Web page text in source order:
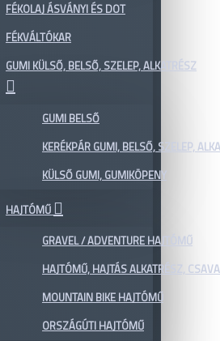
FÉKOLAJ ÁSVÁNYI ÉS DOT
FÉKVÁLTÓKAR
GUMI KÜLSŐ, BELSŐ, SZELEP, ALKATRÉSZ
GUMI BELSŐ
KERÉKPÁR GUMI, BELSŐ, SZELEP,
KÜLSŐ GUMI, GUMIKÖPENY
HAJTÓMŰ
GRAVEL / ADVENTURE HAJTÓMŰ
HAJTÓMŰ, HAJTÁS ALKATRÉSZ,
MOUNTAIN BIKE HAJTÓMŰ
ORSZÁGÚTI HAJTÓMŰ